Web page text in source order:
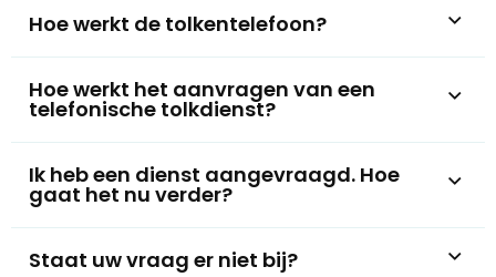
Hoe werkt de tolkentelefoon?
Hoe werkt het aanvragen van een
telefonische tolkdienst?
Ik heb een dienst aangevraagd. Hoe
gaat het nu verder?
Staat uw vraag er niet bij?